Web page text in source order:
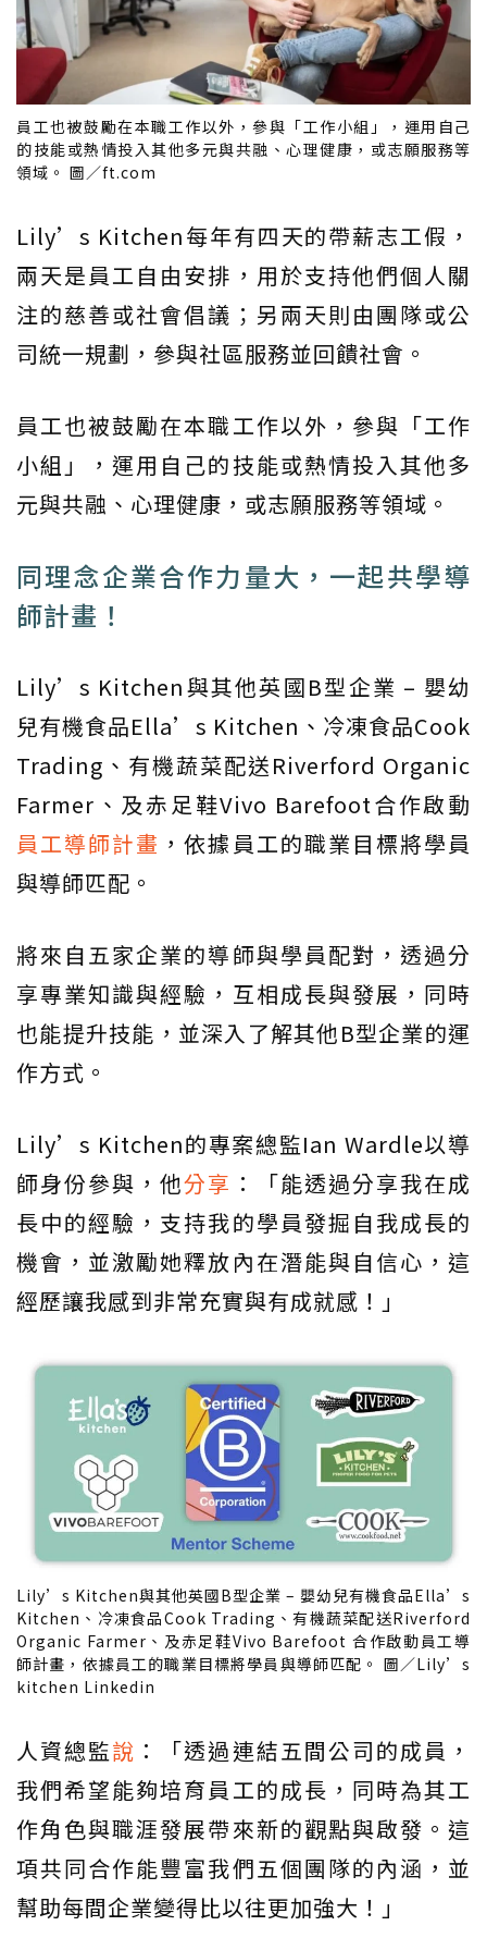
員工也被鼓勵在本職工作以外，參與「工作小組」，運用自己
的技能或熱情投入其他多元與共融、心理健康，或志願服務等
領域。 圖／ft.com
Lily’s Kitchen每年有四天的帶薪志工假，
兩天是員工自由安排，用於支持他們個人關
注的慈善或社會倡議；另兩天則由團隊或公
司統一規劃，參與社區服務並回饋社會。
員工也被鼓勵在本職工作以外，參與「工作
小組」，運用自己的技能或熱情投入其他多
元與共融、心理健康，或志願服務等領域。
同理念企業合作力量大，一起共學導
師計畫！
Lily’s Kitchen與其他英國B型企業 – 嬰幼
兒有機食品Ella’s Kitchen、冷凍食品Cook
Trading、有機蔬菜配送Riverford Organic
Farmer、及赤足鞋Vivo Barefoot合作啟動
員工導師計畫 ，依據員工的職業目標將學員
與導師匹配。
將來自五家企業的導師與學員配對，透過分
享專業知識與經驗，互相成長與發展，同時
也能提升技能，並深入了解其他B型企業的運
作方式。
Lily’s Kitchen的專案總監Ian Wardle以導
師身份參與，他分享 ：「能透過分享我在成
長中的經驗，支持我的學員發掘自我成長的
機會，並激勵她釋放內在潛能與自信心，這
經歷讓我感到非常充實與有成就感！」
Lily’s Kitchen與其他英國B型企業 – 嬰幼兒有機食品Ella’s
Kitchen、冷凍食品Cook Trading、有機蔬菜配送Riverford
Organic Farmer、及赤足鞋Vivo Barefoot 合作啟動員工導
師計畫，依據員工的職業目標將學員與導師匹配。 圖／Lily’s
kitchen Linkedin
人資總監說 ：「透過連結五間公司的成員，
我們希望能夠培育員工的成長，同時為其工
作角色與職涯發展帶來新的觀點與啟發。這
項共同合作能豐富我們五個團隊的內涵，並
幫助每間企業變得比以往更加強大！」